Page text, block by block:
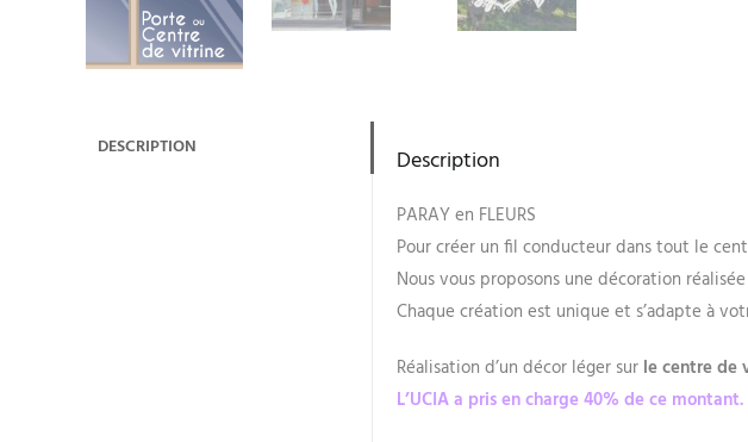
DESCRIPTION Description
PARAY en FLEURS
Pour créer un fil conducteur dans tout le
Nous vous proposons une décoration réalisée
Chaque création est unique et s’adapte à
Réalisation d’un décor léger sur le centre de
L’UCIA a pris en charge 40% de ce montant.